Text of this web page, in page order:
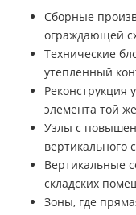
Сборные
ограждающей
Технические
утепленный
Реконструкция
элемента той
Узлы с
вертикального
Вертикальные
складских
Зоны, где